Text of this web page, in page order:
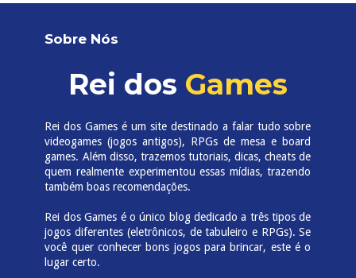
Sobre Nós
Rei dos Games
Rei dos Games é um site destinado a falar tudo sobre
videogames (jogos antigos), RPGs de mesa e board
games. Além disso, trazemos tutoriais, dicas, cheats de
quem realmente experimentou essas mídias, trazendo
também boas recomendações.
Rei dos Games é o único blog dedicado a três tipos de
jogos diferentes (eletrônicos, de tabuleiro e RPGs). Se
você quer conhecer bons jogos para brincar, este é o
lugar certo.